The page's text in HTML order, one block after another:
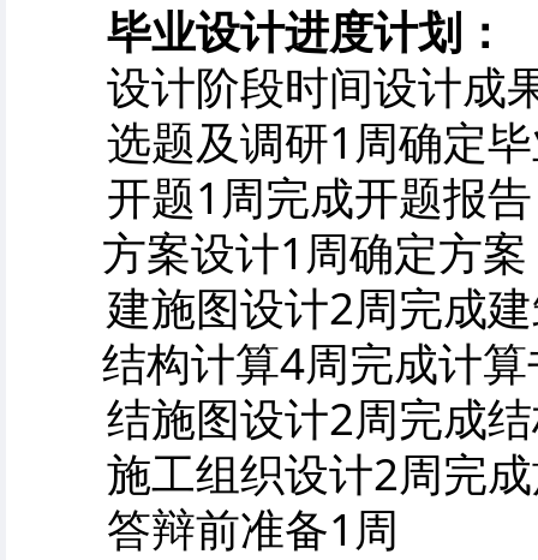
毕业设计进度计划：
设计阶段时间设计成
选题及调研1周确定毕
开题1周完成开题报告
方案设计1周确定方案
建施图设计2周完成建
结构计算4周完成计算
结施图设计2周完成结
施工组织设计2周完成
答辩前准备1周